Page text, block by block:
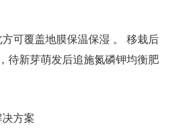
可覆盖地膜保温保湿 。 移栽后
待新芽萌发后追施氮磷钾均衡肥
方案